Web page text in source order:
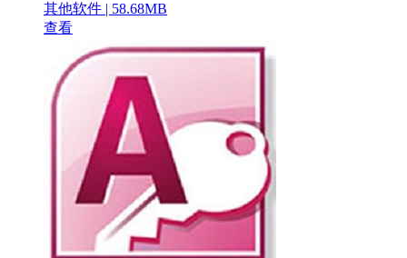
其他软件 | 58.68MB
查看